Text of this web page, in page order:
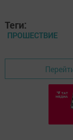
Теги:
ПРОШЕСТВИЕ